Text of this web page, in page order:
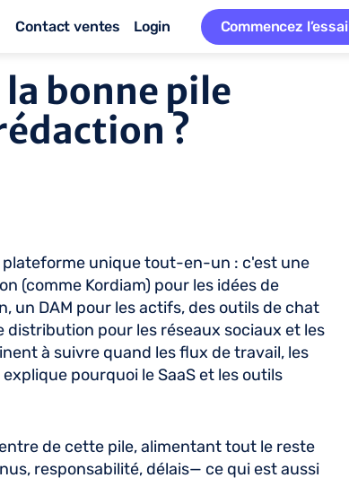
Contact ventes Login Commencez l’essai
bonne pile
?
unique tout-en-un : c'est une
(comme Kordiam) pour les idées de
un DAM pour les actifs, des outils de chat
distribution pour les réseaux sociaux et les
à suivre quand les flux de travail, les
pourquoi le SaaS et les outils
de cette pile, alimentant tout le reste
responsabilité, délais— ce qui est aussi